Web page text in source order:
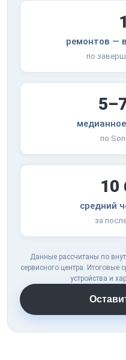
ремонтов —
по
по
10
средний
за
Данные рассчитаны по
сервисного центра. Итоговые
устройства и